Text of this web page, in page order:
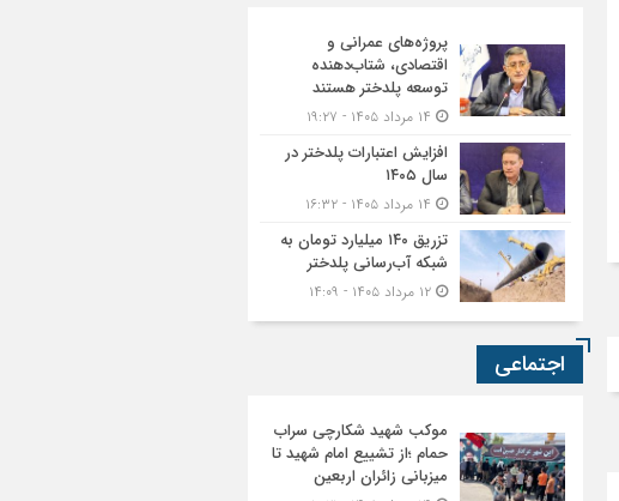
پروژه‌های عمرانی و
اقتصادی، شتاب‌دهنده
توسعه پلدختر هستند
افزایش اعتبارات پلدختر در
سال ۱۴۰۵
تزریق ۱۴۰ میلیارد تومان به
شبکه آب‌رسانی پلدختر
اجتماعی
موکب شهید شکارچی سراب
حمام ؛از تشییع امام شهید تا
میزبانی زائران اربعین